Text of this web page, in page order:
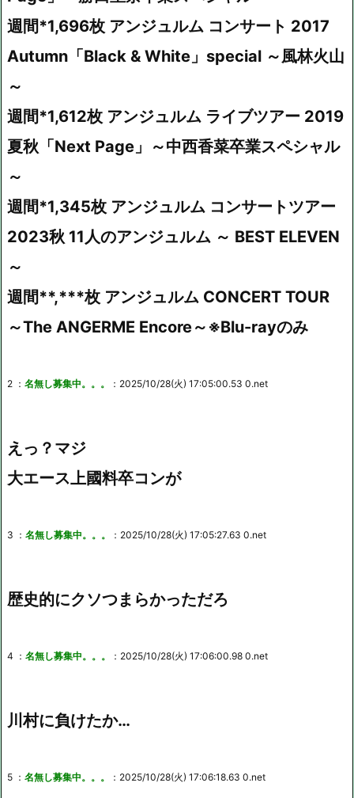
週間*1,696枚 アンジュルム コンサート 2017
Autumn「Black & White」special ～風林火山
～
週間*1,612枚 アンジュルム ライブツアー 2019
夏秋「Next Page」～中西香菜卒業スペシャル
～
週間*1,345枚 アンジュルム コンサートツアー
2023秋 11人のアンジュルム ～ BEST ELEVEN
～
週間**,***枚 アンジュルム CONCERT TOUR
～The ANGERME Encore～※Blu-rayのみ
2 ： 名無し募集中。。。 ：2025/10/28(火) 17:05:00.53 0.net
えっ？マジ
大エース上國料卒コンが
3 ： 名無し募集中。。。 ：2025/10/28(火) 17:05:27.63 0.net
歴史的にクソつまらかっただろ
4 ： 名無し募集中。。。 ：2025/10/28(火) 17:06:00.98 0.net
川村に負けたか…
5 ： 名無し募集中。。。 ：2025/10/28(火) 17:06:18.63 0.net